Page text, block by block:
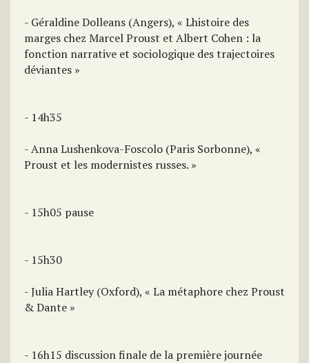
- Géraldine Dolleans (Angers), « Lhistoire des
marges chez Marcel Proust et Albert Cohen : la
fonction narrative et sociologique des trajectoires
déviantes »
- 14h35
- Anna Lushenkova-Foscolo (Paris Sorbonne), «
Proust et les modernistes russes. »
- 15h05 pause
- 15h30
- Julia Hartley (Oxford), « La métaphore chez Proust
& Dante »
- 16h15 discussion finale de la première journée